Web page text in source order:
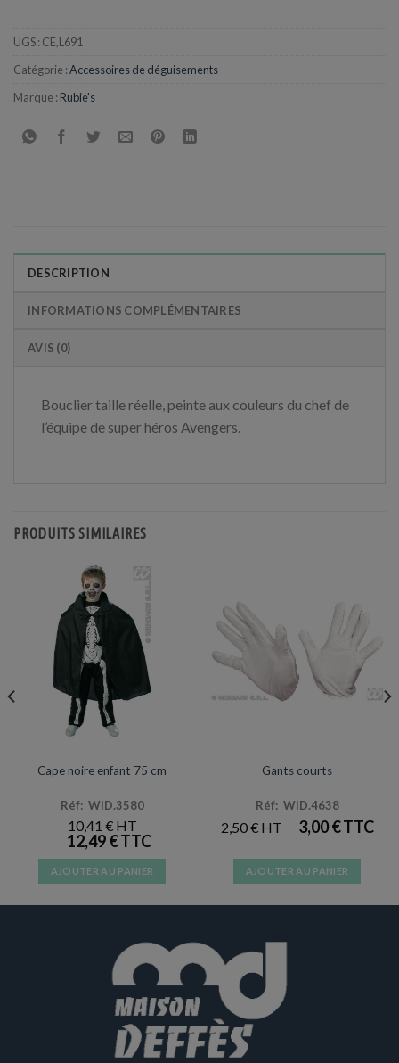
UGS : CE,L691
Catégorie :Accessoires de déguisements
Marque : Rubie's
DESCRIPTION
INFORMATIONS COMPLÉMENTAIRES
AVIS (0)
Bouclier taille réelle, peinte aux couleurs du chef de
l’équipe de super héros Avengers.
PRODUITS SIMILAIRES
Cape noire enfant 75 cm
Réf: WID.3580
10,41 €
12,49€
AJOUTER AU PANIER
Gants courts
Réf: WID.4638
2,50€ 3,00€
AJOUTER AU PANIER